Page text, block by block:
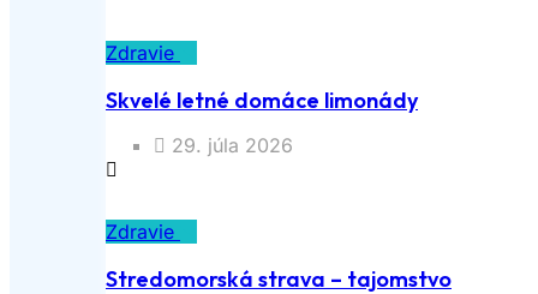
Zdravie
Skvelé letné domáce limonády
29. júla 2026
Zdravie
Stredomorská strava – tajomstvo